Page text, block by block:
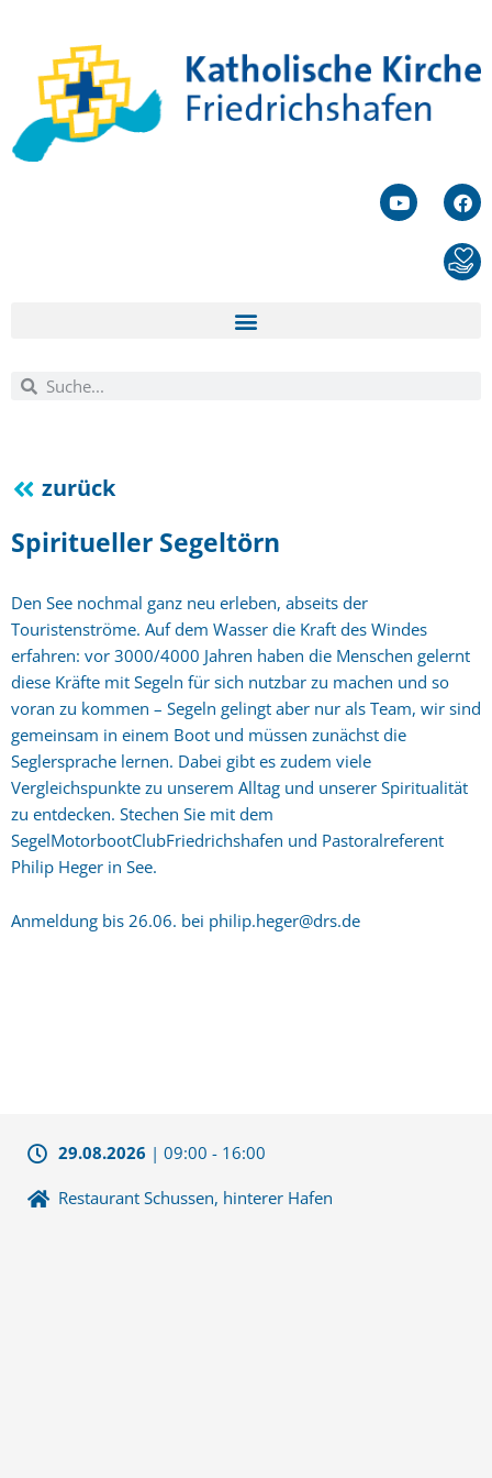
zurück
Spiritueller Segeltörn
Den See nochmal ganz neu erleben, abseits der
Touristenströme. Auf dem Wasser die Kraft des Windes
erfahren: vor 3000/4000 Jahren haben die Menschen gelernt
diese Kräfte mit Segeln für sich nutzbar zu machen und so
voran zu kommen – Segeln gelingt aber nur als Team, wir sind
gemeinsam in einem Boot und müssen zunächst die
Seglersprache lernen. Dabei gibt es zudem viele
Vergleichspunkte zu unserem Alltag und unserer Spiritualität
zu entdecken. Stechen Sie mit dem
SegelMotorbootClubFriedrichshafen und Pastoralreferent
Philip Heger in See.
Anmeldung bis 26.06. bei philip.heger@drs.de
29.08.2026 | 09:00 - 16:00
Restaurant Schussen, hinterer Hafen